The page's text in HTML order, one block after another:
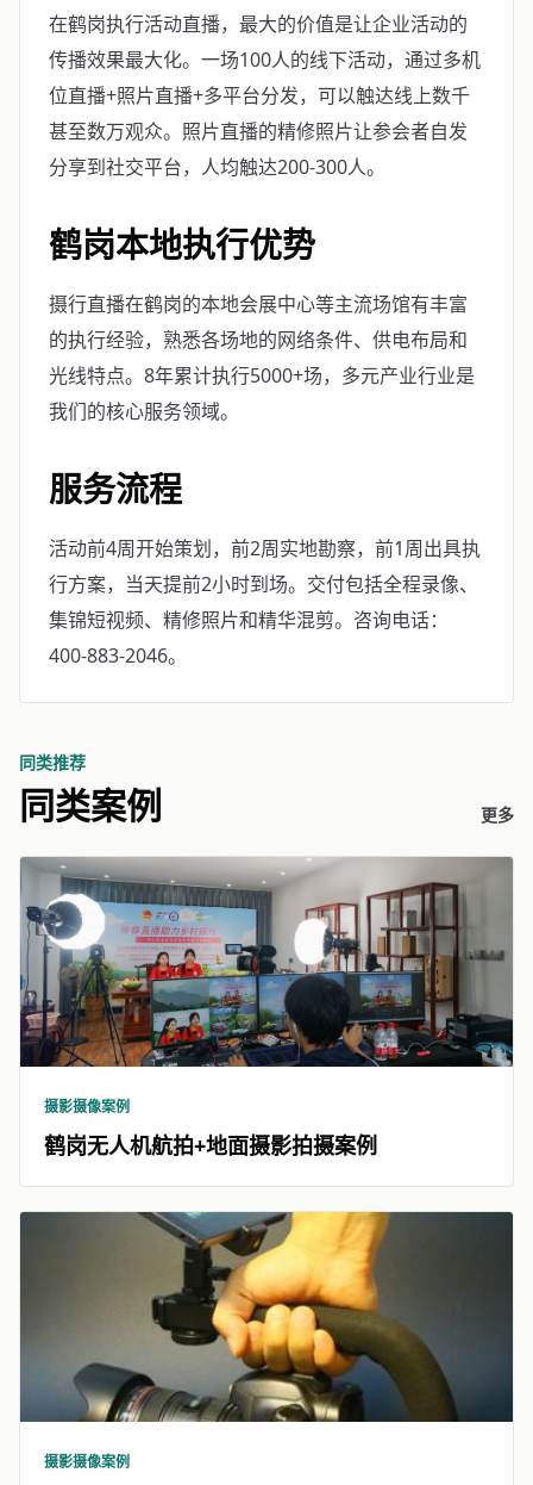
在鹤岗执行活动直播，最大的价值是让企业活动的
传播效果最大化。一场100人的线下活动，通过多机
位直播+照片直播+多平台分发，可以触达线上数千
甚至数万观众。照片直播的精修照片让参会者自发
分享到社交平台，人均触达200-300人。
鹤岗本地执行优势
摄行直播在鹤岗的本地会展中心等主流场馆有丰富
的执行经验，熟悉各场地的网络条件、供电布局和
光线特点。8年累计执行5000+场，多元产业行业是
我们的核心服务领域。
服务流程
活动前4周开始策划，前2周实地勘察，前1周出具执
行方案，当天提前2小时到场。交付包括全程录像、
集锦短视频、精修照片和精华混剪。咨询电话：
400-883-2046。
同类推荐
同类案例 更多
摄影摄像案例
鹤岗无人机航拍+地面摄影拍摄案例
摄影摄像案例